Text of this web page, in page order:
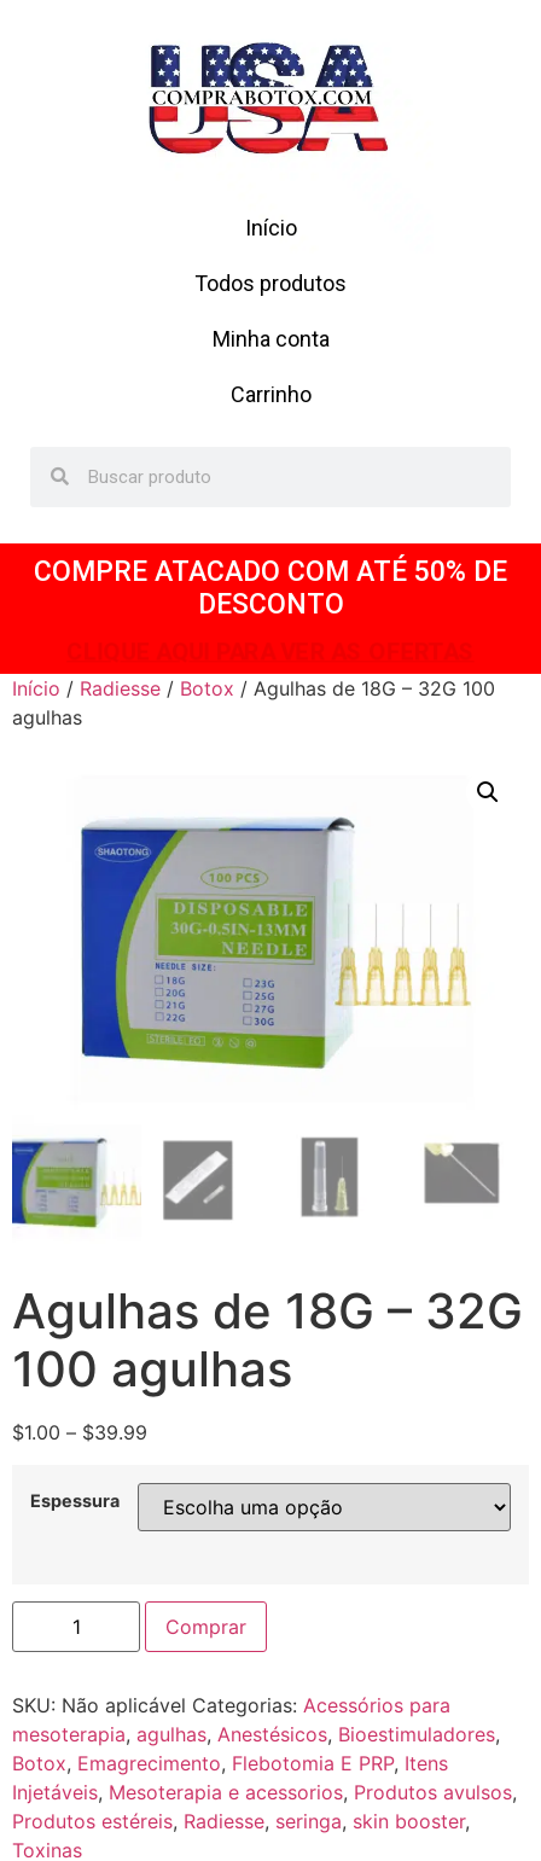
Início
Todos produtos
Minha conta
Carrinho
COMPRE ATACADO COM ATÉ 50% DE
DESCONTO
Início / Radiesse / Botox / Agulhas de 18G – 32G 100
agulhas
Agulhas de 18G – 32G
100 agulhas
$1.00 – $39.99
Espessura
Comprar
SKU: Não aplicável Categorias: Acessórios para
mesoterapia, agulhas, Anestésicos, Bioestimuladores,
Botox, Emagrecimento, Flebotomia E PRP, Itens
Injetáveis, Mesoterapia e acessorios, Produtos avulsos,
Produtos estéreis, Radiesse, seringa, skin booster,
Toxinas